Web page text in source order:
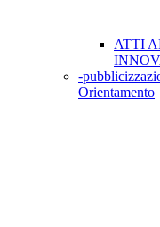
ATTI
-
Orientamento